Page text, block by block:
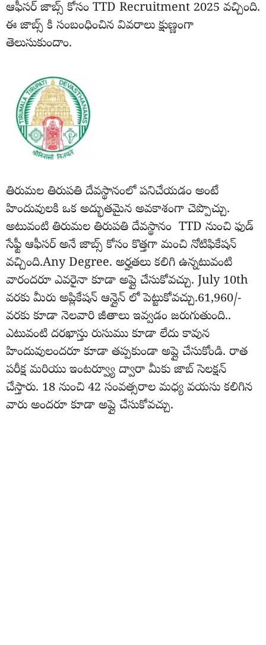
ఆఫీసర్ జాబ్స్ కోసం TTD Recruitment 2025 వచ్చింది.
ఈ జాబ్స్ కి సంబంధించిన వివరాలు క్షుణ్ణంగా
తెలుసుకుందాం.
తిరుమల తిరుపతి దేవస్థానంలో పనిచేయడం అంటే
హిందువులకి ఒక అద్భుతమైన అవకాశంగా చెప్పొచ్చు.
అటువంటి తిరుమల తిరుపతి దేవస్థానం TTD నుంచి ఫుడ్
సేఫ్టీ ఆఫీసర్ అనే జాబ్స్ కోసం కొత్తగా మంచి నోటిఫికేషన్
వచ్చింది.Any Degree. అర్హతలు కలిగి ఉన్నటువంటి
వారందరూ ఎవరైనా కూడా అప్లై చేసుకోవచ్చు. July 10th
వరకు మీరు అప్లికేషన్ ఆన్లైన్ లో పెట్టుకోవచ్చు.61,960/-
వరకు కూడా నెలవారి జీతాలు ఇవ్వడం జరుగుతుంది..
ఎటువంటి దరఖాస్తు రుసుము కూడా లేదు కావున
హిందువులందరూ కూడా తప్పకుండా అప్లై చేసుకోండి. రాత
పరీక్ష మరియు ఇంటర్వ్యూ ద్వారా మీకు జాబ్ సెలక్షన్
చేస్తారు. 18 నుంచి 42 సంవత్సరాల మధ్య వయసు కలిగిన
వారు అందరూ కూడా అప్లై చేసుకోవచ్చు.